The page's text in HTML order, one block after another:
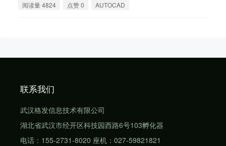
阅读量 4824 点赞 0 AUTOCAD
联系我们
武汉格发信息技术有限公司
湖北省武汉市经开区科技园西路6号103孵化器
电话：155-2731-8020 座机：027-59821821